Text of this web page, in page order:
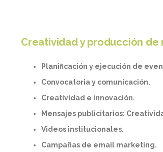
Creatividad y producción de
Planificación y ejecución de
Convocatoria y comunicación.
Creatividad e innovación.
Mensajes publicitarios:
Videos institucionales.
Campañas de email marketing.